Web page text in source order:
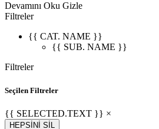
Devamını Oku Gizle
Filtreler
{{ CAT. NAME }}
{{ SUB. NAME }}
Filtreler
Seçilen Filtreler
{{ SELECTED.TEXT }} ×
HEPSİNİ SİL